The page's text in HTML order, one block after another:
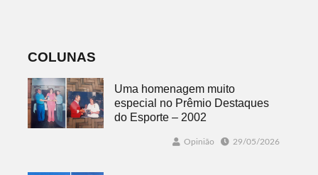
COLUNAS
Uma homenagem muito
especial no Prêmio Destaques
do Esporte – 2002
Opinião 29/05/2026